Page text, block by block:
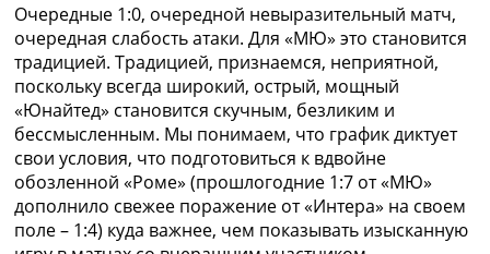
Очередные 1:0, очередной невыразительный матч,
очередная слабость атаки. Для «МЮ» это становится
традицией. Традицией, признаемся, неприятной,
поскольку всегда широкий, острый, мощный
«Юнайтед» становится скучным, безликим и
бессмысленным. Мы понимаем, что график диктует
свои условия, что подготовиться к вдвойне
обозленной «Роме» (прошлогодние 1:7 от «МЮ»
дополнило свежее поражение от «Интера» на своем
поле – 1:4) куда важнее, чем показывать изысканную